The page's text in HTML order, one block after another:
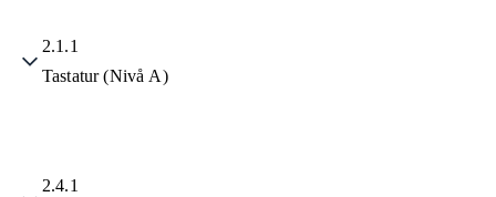
2.1.1
Tastatur (Nivå A)
2.4.1